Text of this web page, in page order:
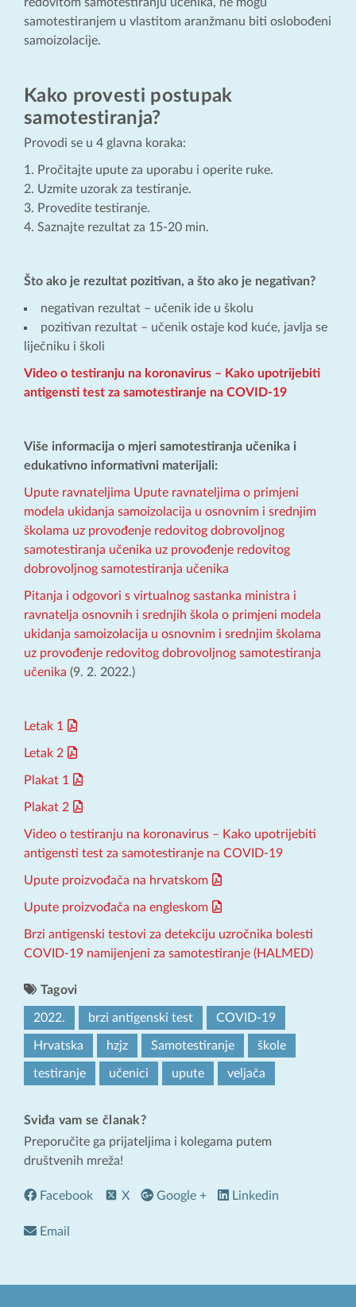
samotestiranjem u vlastitom aranžmanu biti oslobođeni
samoizolacije.
Kako provesti postupak
samotestiranja?
Provodi se u 4 glavna koraka:
Pročitajte upute za uporabu i operite ruke.
Uzmite uzorak za testiranje.
Provedite testiranje.
Saznajte rezultat za 15-20 min.
Što ako je rezultat pozitivan, a što ako je negativan?
negativan rezultat – učenik ide u školu
pozitivan rezultat – učenik ostaje kod kuće, javlja se
liječniku i školi
Video o testiranju na koronavirus – Kako upotrijebiti
antigensti test za samotestiranje na COVID-19
Više informacija o mjeri samotestiranja učenika i
edukativno informativni materijali:
Upute ravnateljima Upute ravnateljima o primjeni
modela ukidanja samoizolacija u osnovnim i srednjim
školama uz provođenje redovitog dobrovoljnog
samotestiranja učenika uz provođenje redovitog
dobrovoljnog samotestiranja učenika
Pitanja i odgovori s virtualnog sastanka ministra i
ravnatelja osnovnih i srednjih škola o primjeni modela
ukidanja samoizolacija u osnovnim i srednjim školama
uz provođenje redovitog dobrovoljnog samotestiranja
učenika (9. 2. 2022.)
Letak 1
Letak 2
Plakat 1
Plakat 2
Video o testiranju na koronavirus – Kako upotrijebiti
antigensti test za samotestiranje na COVID-19
Upute proizvođača na hrvatskom
Upute proizvođača na engleskom
Brzi antigenski testovi za detekciju uzročnika bolesti
COVID-19 namijenjeni za samotestiranje (HALMED)
Tagovi
2022. brzi antigenski test COVID-19
Hrvatska hzjz Samotestiranje škole
testiranje učenici upute veljača
Sviđa vam se članak?
Preporučite ga prijateljima i kolegama putem
društvenih mreža!
Facebook X Google + Linkedin
Email